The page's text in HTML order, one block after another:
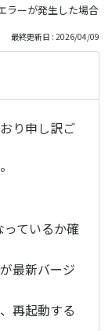
ラーが発生した場合
最終更新日 : 2026/04/09
り申し訳ご
っているか確
最新バージ
再起動する